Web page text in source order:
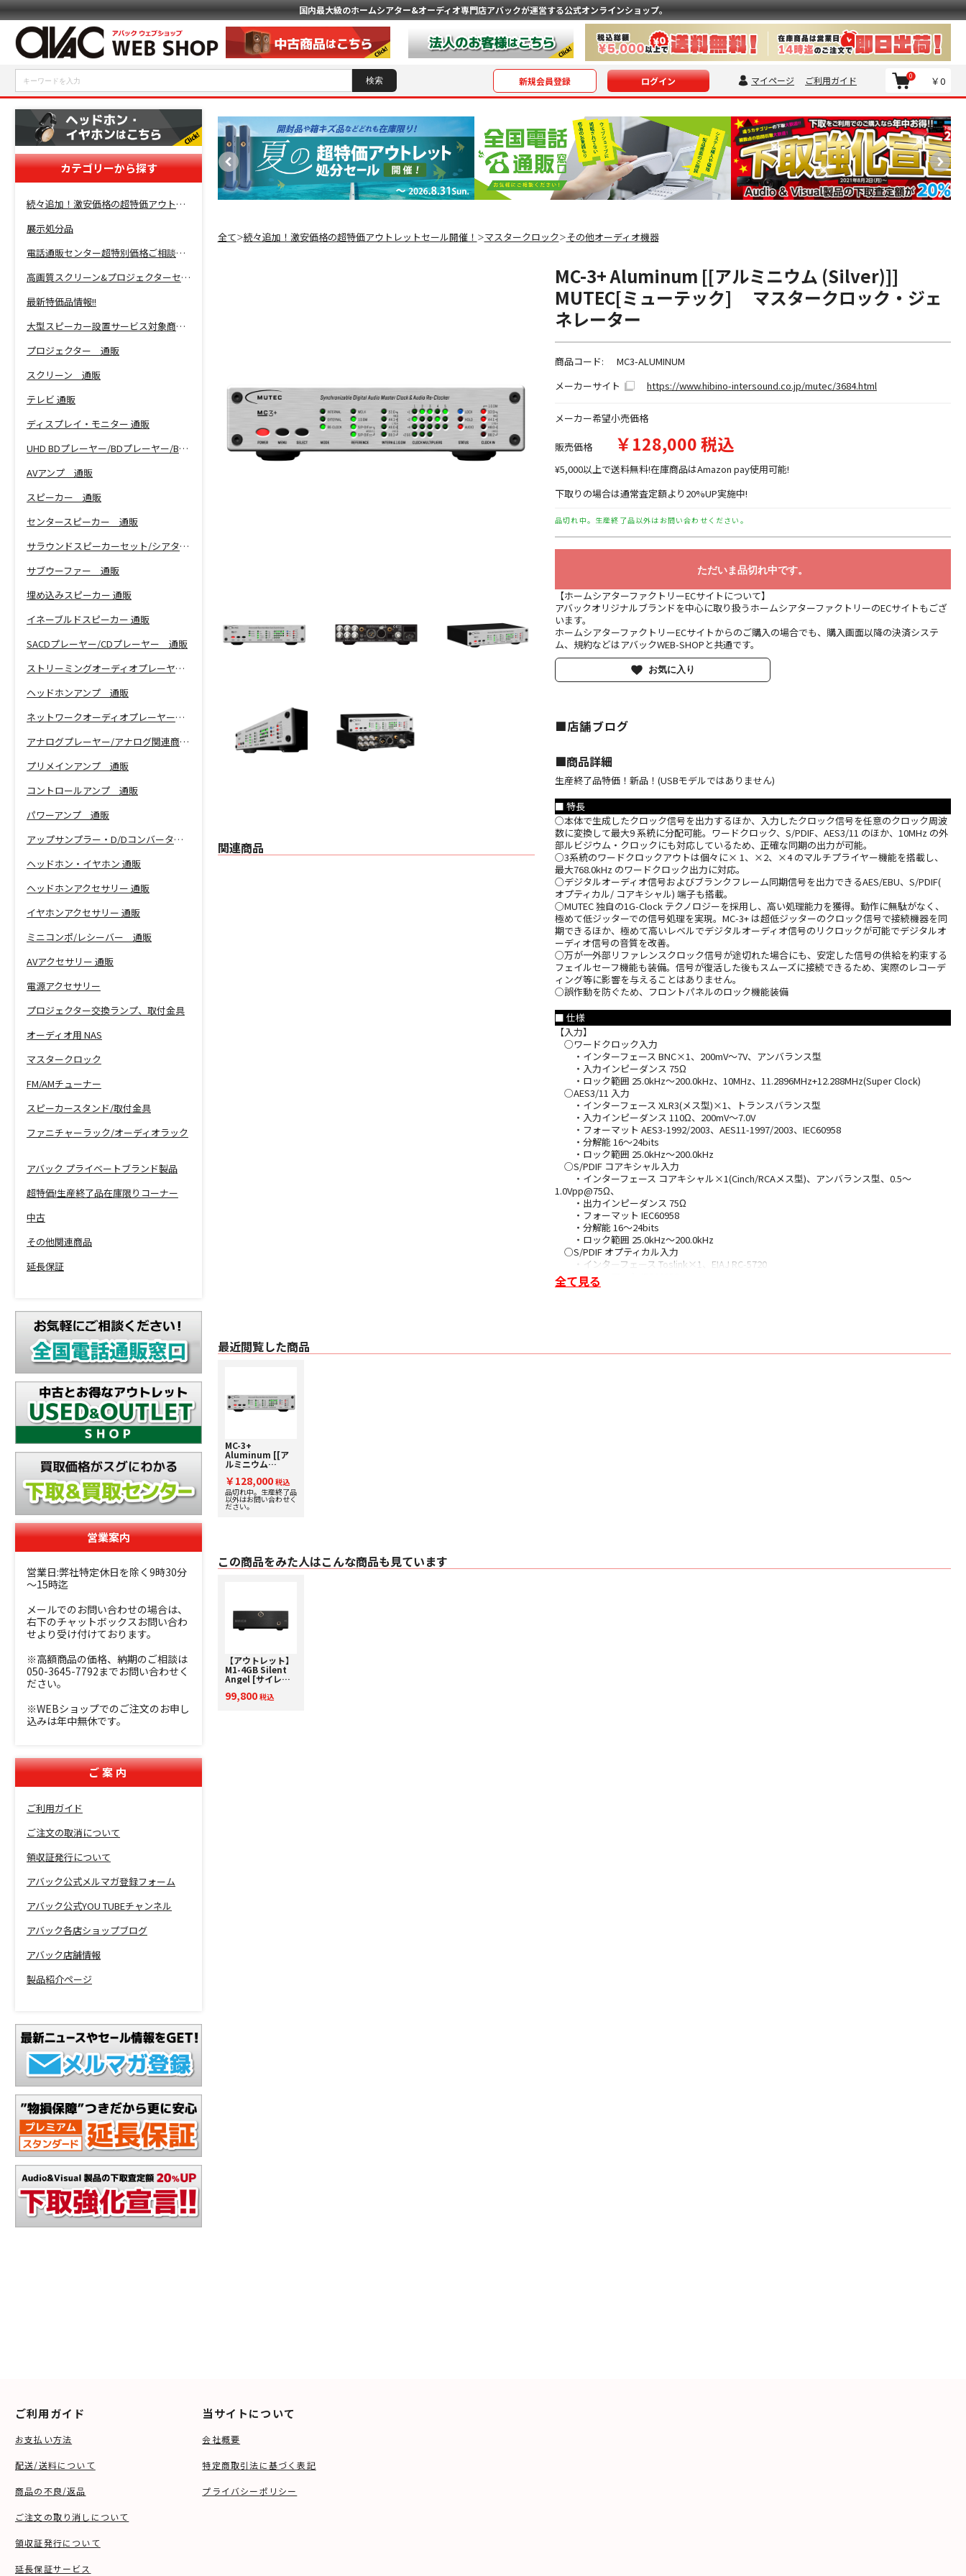
国内最大級のホームシアター&オーディオ専門店アバックが運営する公式オンラインショップ。
新規会員登録 ログイン マイページ ご利用ガイド ￥0
0
カテゴリーから探す
続々追加！激安価格の超特価アウトレットセール開催！
展示処分品
電話通販センター超特別価格ご相談コーナー！
高画質スクリーン&プロジェクターセット超特価！
最新特価品情報!!
大型スピーカー設置サービス対象商品！
プロジェクター 通販
スクリーン 通販
テレビ 通販
ディスプレイ・モニター 通販
UHD BDプレーヤー/BDプレーヤー/BDレコーダー 通販
AVアンプ 通販
スピーカー 通販
センタースピーカー 通販
サラウンドスピーカーセット/シアターバー 通販
サブウーファー 通販
埋め込みスピーカー 通販
イネーブルドスピーカー 通販
SACDプレーヤー/CDプレーヤー 通販
ストリーミングオーディオプレーヤー 通販
ヘッドホンアンプ 通販
ネットワークオーディオプレーヤー 通販
アナログプレーヤー/アナログ関連商品 通販
プリメインアンプ 通販
コントロールアンプ 通販
パワーアンプ 通販
アップサンプラー・D/Dコンバーター 通販
ヘッドホン・イヤホン 通販
ヘッドホンアクセサリー 通販
イヤホンアクセサリー 通販
ミニコンポ/レシーバー 通販
AVアクセサリー 通販
電源アクセサリー
プロジェクター交換ランプ、取付金具
オーディオ用 NAS
マスタークロック
FM/AMチューナー
スピーカースタンド/取付金具
ファニチャーラック/オーディオラック
アバック プライベートブランド製品
超特価!生産終了品在庫限りコーナー
中古
その他関連商品
延長保証
営業案内
営業日:弊社特定休日を除く9時30分
～15時迄
メールでのお問い合わせの場合は、
右下のチャットボックスお問い合わ
せより受け付けております。
※高額商品の価格、納期のご相談は
050-3645-7792までお問い合わせく
ださい。
※WEBショップでのご注文のお申し
込みは年中無休です。
ご案内
ご利用ガイド
ご注文の取消について
領収証発行について
アバック公式メルマガ登録フォーム
アバック公式YOU TUBEチャンネル
アバック各店ショップブログ
アバック店舗情報
製品紹介ページ
全て＞続々追加！激安価格の超特価アウトレットセール開催！ ＞マスタークロック＞その他オーディオ機器
関連商品
MC-3+ Aluminum [[アルミニウム (Silver)]]
MUTEC[ミューテック] マスタークロック・ジェ
ネレーター
商品コード:
MC3-ALUMINUM
メーカーサイト
https://www.hibino-intersound.co.jp/mutec/3684.html
メーカー希望小売価格
販売価格 ￥128,000 税込
¥5,000以上で送料無料!在庫商品はAmazon pay使用可能!
下取りの場合は通常査定額より20%UP実施中!
品切れ中。生産終了品以外はお問い合わせください。
ただいま品切れ中です。
【ホームシアターファクトリーECサイトについて】
アバックオリジナルブランドを中心に取り扱うホームシアターファクトリーのECサイトもござ
います。
ホームシアターファクトリーECサイトからのご購入の場合でも、購入画面以降の決済システ
ム、規約などはアバックWEB-SHOPと共通です。
お気に入り
■店舗ブログ
■︎商品詳細
生産終了品特価！新品！(USBモデルではありません)
■ 特長
○本体で生成したクロック信号を出力するほか、入力したクロック信号を任意のクロック周波
数に変換して最大9 系統に分配可能。ワードクロック、S/PDIF、AES3/11 のほか、10MHz の外
部ルビジウム・クロックにも対応しているため、正確な同期の出力が可能。
○3系統のワードクロックアウトは個々に× 1、×2、×4 のマルチプライヤー機能を搭載し、
最大768.0kHz のワードクロック出力に対応。
○デジタルオーディオ信号およびブランクフレーム同期信号を出力できるAES/EBU、S/PDIF(
オプティカル/ コアキシャル) 端子も搭載。
○MUTEC 独自の1G-Clock テクノロジーを採用し、高い処理能力を獲得。動作に無駄がなく、
極めて低ジッターでの信号処理を実現。MC-3+ は超低ジッターのクロック信号で接続機器を同
期できるほか、極めて高いレベルでデジタルオーディオ信号のリクロックが可能でデジタルオ
ーディオ信号の音質を改善。
○万が一外部リファレンスクロック信号が途切れた場合にも、安定した信号の供給を約束する
フェイルセーフ機能も装備。信号が復活した後もスムーズに接続できるため、実際のレコーデ
ィング等に影響を与えることはありません。
○誤作動を防ぐため、フロントパネルのロック機能装備
■ 仕様
【入力】
○ワードクロック入力
・インターフェース BNC×1、200mV～7V、アンバランス型
・入力インピーダンス 75Ω
・ロック範囲 25.0kHz～200.0kHz、10MHz、11.2896MHz+12.288MHz(Super Clock)
○AES3/11 入力
・インターフェース XLR3(メス型)×1、トランスバランス型
・入力インピーダンス 110Ω、200mV～7.0V
・フォーマット AES3-1992/2003、AES11-1997/2003、IEC60958
・分解能 16～24bits
・ロック範囲 25.0kHz～200.0kHz
○S/PDIF コアキシャル入力
・インターフェース コアキシャル×1(Cinch/RCAメス型)、アンバランス型、0.5～
1.0Vpp@75Ω、
・出力インピーダンス 75Ω
・フォーマット IEC60958
・分解能 16～24bits
・ロック範囲 25.0kHz～200.0kHz
○S/PDIF オプティカル入力
・インターフェース Toslink×1、EIAJ RC-5720
・フォーマット IEC60958
・分解能 16～24 bits
・分解能 24bits
全て見る
最近閲覧した商品
MC-3+
Aluminum [[ア
ルミニウム
MUTEC[ミューテ
ック] マスター
クロック・ジェネ
レーター
￥128,000 税込
品切れ中。生産終了品
以外はお問い合わせく
ださい。
この商品をみた人はこんな商品も見ています
【アウトレット】
M1-4GB Silent
Angel [サイレン
トエンジェル]
DAC内蔵Hi-Fiミ
99,800 税込
ご利用ガイド
お支払い方法
配送/送料について
商品の不良/返品
ご注文の取り消しについて
領収証発行について
延長保証サービス
当サイトについて
会社概要
特定商取引法に基づく表記
プライバシーポリシー